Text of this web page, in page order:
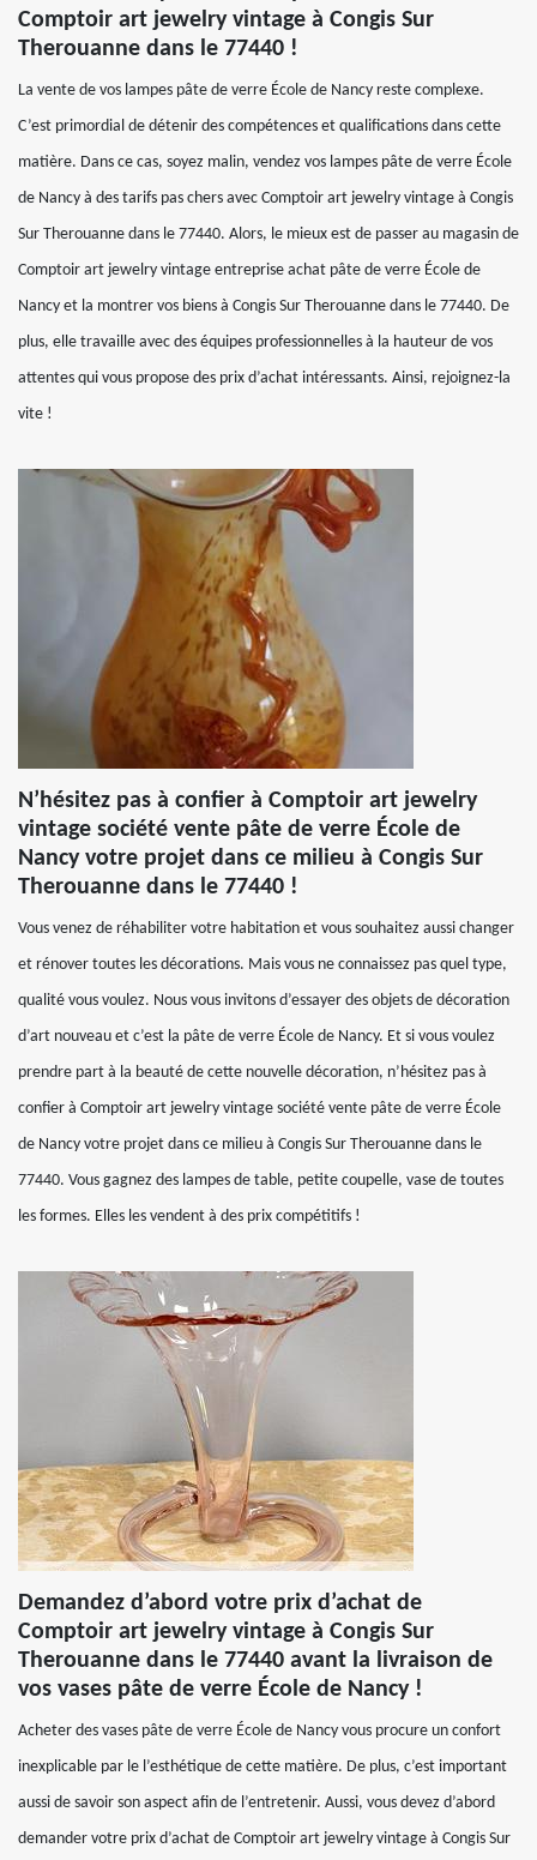
Comptoir art jewelry vintage à Congis Sur
Therouanne dans le 77440 !
La vente de vos lampes pâte de verre École de Nancy reste complexe.
C’est primordial de détenir des compétences et qualifications dans cette
matière. Dans ce cas, soyez malin, vendez vos lampes pâte de verre École
de Nancy à des tarifs pas chers avec Comptoir art jewelry vintage à Congis
Sur Therouanne dans le 77440. Alors, le mieux est de passer au magasin de
Comptoir art jewelry vintage entreprise achat pâte de verre École de
Nancy et la montrer vos biens à Congis Sur Therouanne dans le 77440. De
plus, elle travaille avec des équipes professionnelles à la hauteur de vos
attentes qui vous propose des prix d’achat intéressants. Ainsi, rejoignez-la
vite !
N’hésitez pas à confier à Comptoir art jewelry
vintage société vente pâte de verre École de
Nancy votre projet dans ce milieu à Congis Sur
Therouanne dans le 77440 !
Vous venez de réhabiliter votre habitation et vous souhaitez aussi changer
et rénover toutes les décorations. Mais vous ne connaissez pas quel type,
qualité vous voulez. Nous vous invitons d’essayer des objets de décoration
d’art nouveau et c’est la pâte de verre École de Nancy. Et si vous voulez
prendre part à la beauté de cette nouvelle décoration, n’hésitez pas à
confier à Comptoir art jewelry vintage société vente pâte de verre École
de Nancy votre projet dans ce milieu à Congis Sur Therouanne dans le
77440. Vous gagnez des lampes de table, petite coupelle, vase de toutes
les formes. Elles les vendent à des prix compétitifs !
Demandez d’abord votre prix d’achat de
Comptoir art jewelry vintage à Congis Sur
Therouanne dans le 77440 avant la livraison de
vos vases pâte de verre École de Nancy !
Acheter des vases pâte de verre École de Nancy vous procure un confort
inexplicable par le l’esthétique de cette matière. De plus, c’est important
aussi de savoir son aspect afin de l’entretenir. Aussi, vous devez d’abord
demander votre prix d’achat de Comptoir art jewelry vintage à Congis Sur